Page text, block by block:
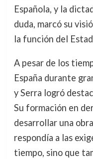
Española, y la
duda, marcó su
la función del
A pesar de los
España durante
y Serra logró
Su formación en
desarrollar una
respondía a las
tiempo, sino que